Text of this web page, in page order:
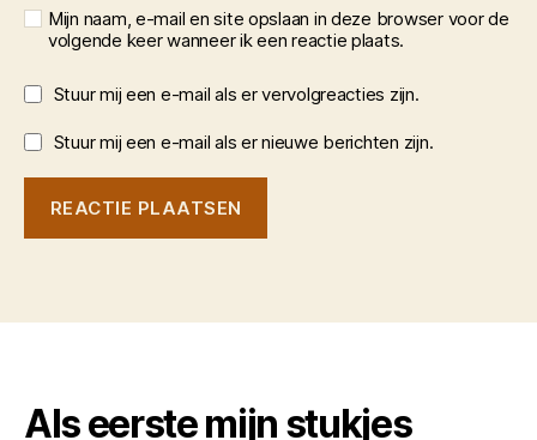
Mijn naam, e-mail en site opslaan in deze browser voor de
volgende keer wanneer ik een reactie plaats.
Stuur mij een e-mail als er vervolgreacties zijn.
Stuur mij een e-mail als er nieuwe berichten zijn.
Als eerste mijn stukjes